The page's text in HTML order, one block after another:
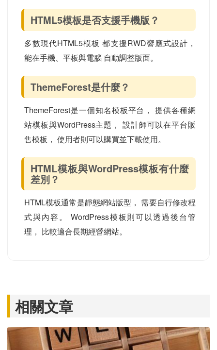
HTML5模板是否支援手機版？
多數現代HTML5模板 都支援RWD響應式設計，
能在手機、平板與電腦 自動調整版面。
ThemeForest是什麼？
ThemeForest是一個知名模板平台， 提供各種網
站模板與WordPress主題， 設計師可以在平台販
售模板， 使用者則可以購買並下載使用。
HTML模板與WordPress模板有什麼
差別？
HTML模板通常是靜態網站版型， 需要自行修改程
式與內容。 WordPress模板則可以透過後台管
理， 比較適合長期經營網站。
相關文章